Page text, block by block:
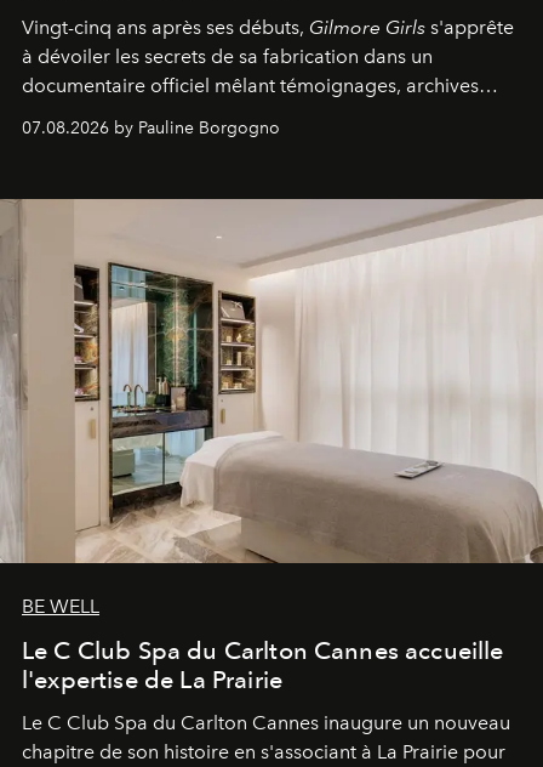
Vingt-cinq ans après ses débuts, Gilmore Girls s'apprête
à dévoiler les secrets de sa fabrication dans un
documentaire officiel mêlant témoignages, archives
générationnel.
07.08.2026 by Pauline Borgogno
BE WELL
Le C Club Spa du Carlton Cannes accueille
l'expertise de La Prairie
Le C Club Spa du Carlton Cannes inaugure un nouveau
chapitre de son histoire en s'associant à La Prairie pour